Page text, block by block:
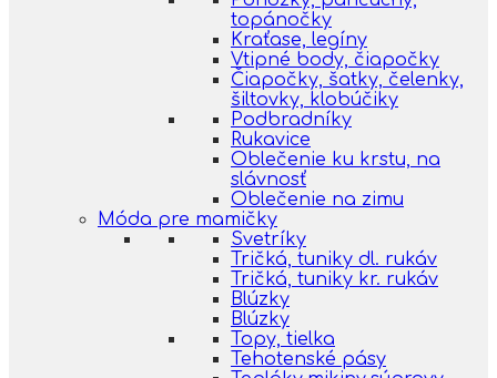
topánočky
Kraťase, legíny
Vtipné body, čiapočky
Čiapočky, šatky, čelenky,
šiltovky, klobúčiky
Podbradníky
Rukavice
Oblečenie ku krstu, na
slávnosť
Oblečenie na zimu
Móda pre mamičky
Svetríky
Tričká, tuniky dl. rukáv
Tričká, tuniky kr. rukáv
Blúzky
Blúzky
Topy, tielka
Tehotenské pásy